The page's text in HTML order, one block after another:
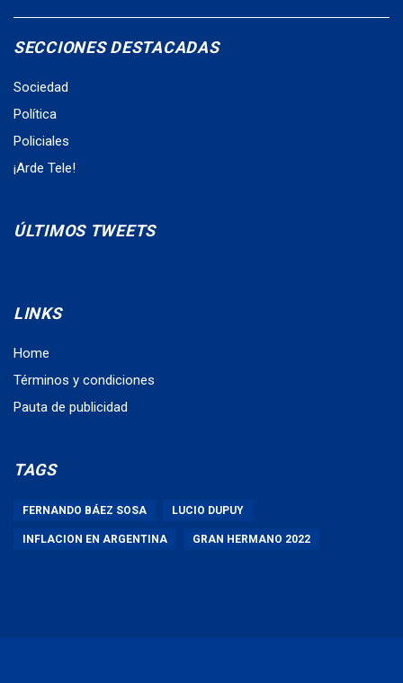
SECCIONES DESTACADAS
Sociedad
Política
Policiales
¡Arde Tele!
ÚLTIMOS TWEETS
LINKS
Home
Términos y condiciones
Pauta de publicidad
TAGS
FERNANDO BÁEZ SOSA LUCIO DUPUY
INFLACION EN ARGENTINA GRAN HERMANO 2022